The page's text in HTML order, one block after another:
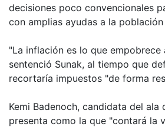
decisiones poco convencionales
con amplias ayudas a la
"La inflación es lo que empobrece
sentenció Sunak, al tiempo que
recortaría impuestos "de forma
Kemi Badenoch, candidata del ala
presenta como la que "contará la